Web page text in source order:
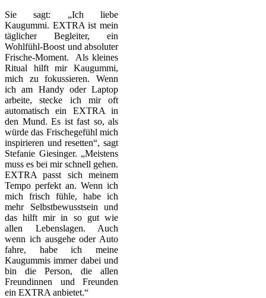
Sie sagt: „Ich liebe
Kaugummi. EXTRA ist mein
täglicher Begleiter, ein
Wohlfühl-Boost und absoluter
Frische-Moment. Als kleines
Ritual hilft mir Kaugummi,
mich zu fokussieren. Wenn
ich am Handy oder Laptop
arbeite, stecke ich mir oft
automatisch ein EXTRA in
den Mund. Es ist fast so, als
würde das Frischegefühl mich
inspirieren und resetten“, sagt
Stefanie Giesinger. „Meistens
muss es bei mir schnell gehen.
EXTRA passt sich meinem
Tempo perfekt an. Wenn ich
mich frisch fühle, habe ich
mehr Selbstbewusstsein und
das hilft mir in so gut wie
allen Lebenslagen. Auch
wenn ich ausgehe oder Auto
fahre, habe ich meine
Kaugummis immer dabei und
bin die Person, die allen
Freundinnen und Freunden
ein EXTRA anbietet.“